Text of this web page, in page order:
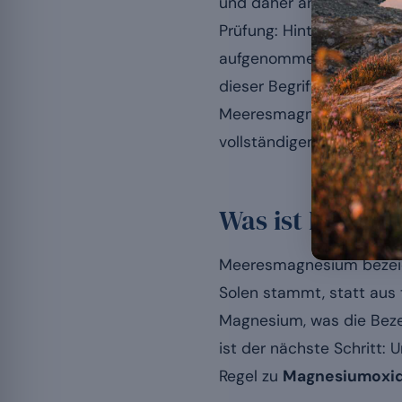
Prüfung: Hinter dem
aufgenommenen
dieser Begriff
Meeresmagnesium
vollständigen
Was ist
Meeresmagnesium
Solen stammt, statt aus
Magnesium, was die
ist der nächste Schritt:
Regel zu